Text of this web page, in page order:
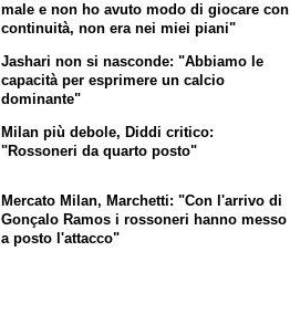
male e non ho avuto modo di giocare con
continuità, non era nei miei piani"
Jashari non si nasconde: "Abbiamo le
capacità per esprimere un calcio
dominante"
Milan più debole, Diddi critico:
"Rossoneri da quarto posto"
Mercato Milan, Marchetti: "Con l'arrivo di
Gonçalo Ramos i rossoneri hanno messo
a posto l'attacco"